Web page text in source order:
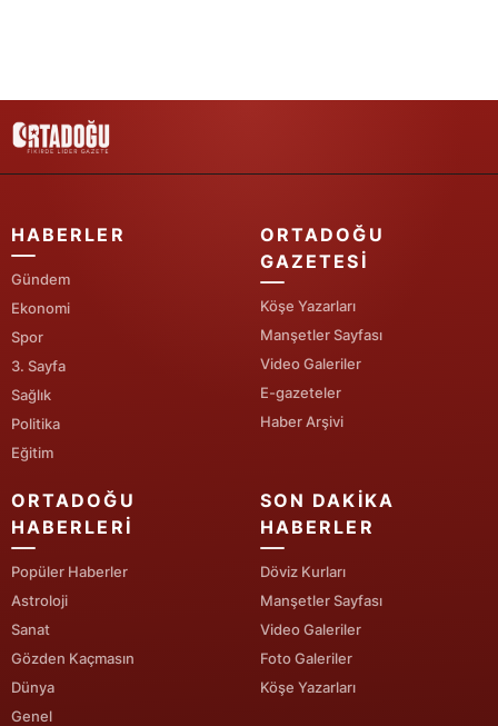
Ardahan
Iğdır
Yalova
Karabük
Kilis
Osmaniye
HABERLER
Gündem
Ekonomi
Spor
3. Sayfa
Sağlık
Politika
Eğitim
ORTADOĞU
GAZETESI
Köşe Yazarları
Manşetler Sayfası
Video Galeriler
E-gazeteler
Haber Arşivi
ORTADOĞU
HABERLERI
Popüler Haberler
Astroloji
Sanat
Gözden Kaçmasın
Dünya
Genel
SON DAKIKA
HABERLER
Döviz Kurları
Manşetler Sayfası
Video Galeriler
Foto Galeriler
Köşe Yazarları